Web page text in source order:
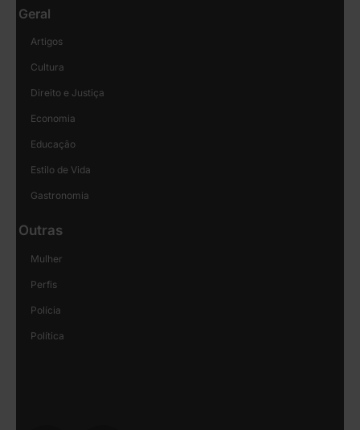
Geral
Artigos
Cultura
Direito e Justiça
Economia
Educação
Estilo de Vida
Gastronomia
Outras
Mulher
Perfis
Polícia
Política